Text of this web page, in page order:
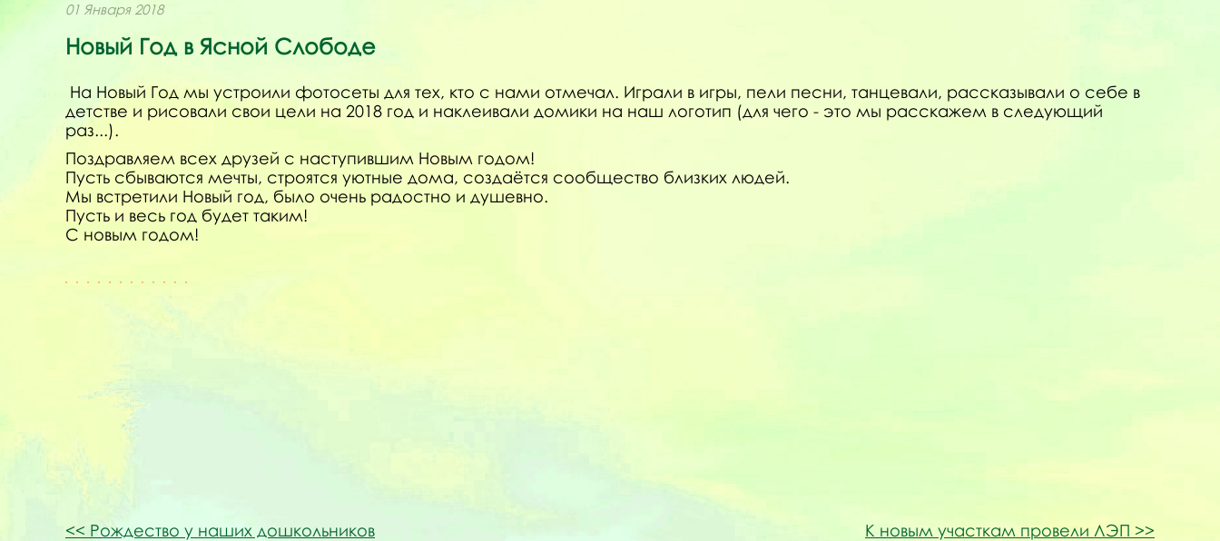
01 Января 2018
Новый Год в Ясной Слободе
На Новый Год мы устроили фотосеты для тех, кто с нами отмечал. Играли в игры, пели песни, танцевали, рассказывали о себе в
детстве и рисовали свои цели на 2018 год и наклеивали домики на наш логотип (для чего - это мы расскажем в следующий
раз...).
Поздравляем всех друзей с наступившим Новым годом!
Пусть сбываются мечты, строятся уютные дома, создаётся сообщество близких людей.
Мы встретили Новый год, было очень радостно и душевно.
Пусть и весь год будет таким!
С новым годом!
Рождество у наших дошкольников К новым участкам провели ЛЭП